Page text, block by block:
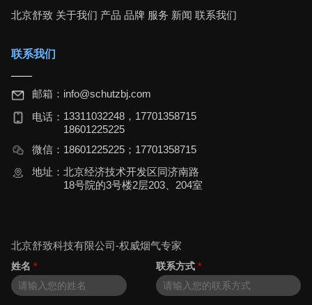
北京舒致 关于我们 产品 品牌 服务 新闻 联系我们
联系我们
邮箱： info@schutzbj.com
电话： 13311032248，17701358715
18601225225
微信： 18601225225；17701358715
地址： 北京经济技术开发区同济南路
18号院的3号楼2层203、204室
北京舒致科技有限公司-权威烟气专家
姓名 * 联系方式 *